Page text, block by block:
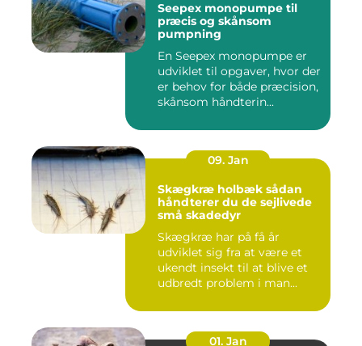
Seepex monopumpe til
præcis og skånsom
pumpning
En Seepex monopumpe er
udviklet til opgaver, hvor der
er behov for både præcision,
skånsom håndterin...
09. Jan
Skægkræ holbæk sådan
håndterer du de sejlivede
små skadedyr
Skægkræ har på få år
udviklet sig fra at være et
ukendt insekt til at blive et
udbredt problem i man...
01. Jan